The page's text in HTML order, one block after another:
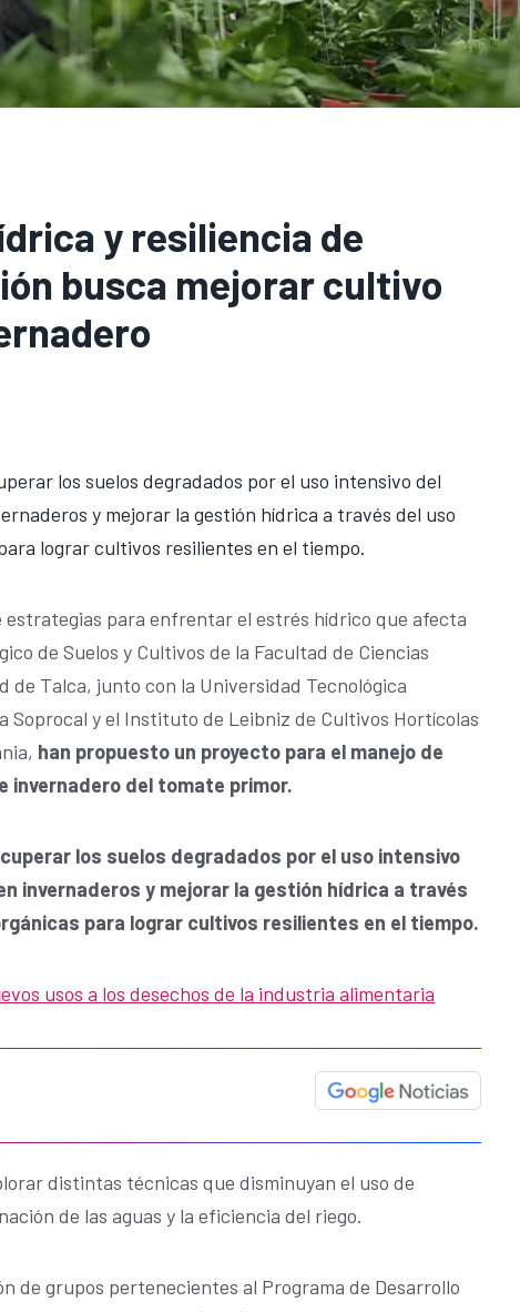
y resiliencia de
busca mejorar cultivo
los suelos degradados por el uso intensivo del
y mejorar la gestión hídrica a través del uso
lograr cultivos resilientes en el tiempo.
estrategias para enfrentar el estrés hídrico que afecta
de Suelos y Cultivos de la Facultad de Ciencias
de Talca, junto con la Universidad Tecnológica
Soprocal y el Instituto de Leibniz de Cultivos Hortícolas
han propuesto un proyecto para el manejo de
invernadero del tomate primor.
los suelos degradados por el uso intensivo
invernaderos y mejorar la gestión hídrica a través
para lograr cultivos resilientes en el tiempo.
usos a los desechos de la industria alimentaria
distintas técnicas que disminuyan el uso de
de las aguas y la eficiencia del riego.
de grupos pertenecientes al Programa de Desarrollo